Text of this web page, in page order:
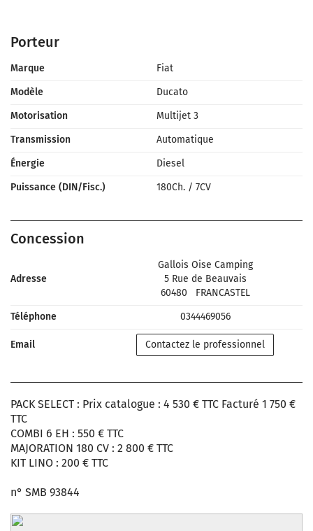
Porteur
Marque
Fiat
Modèle
Ducato
Motorisation
Multijet 3
Transmission
Automatique
Énergie
Diesel
Puissance (DIN/Fisc.)
180Ch. / 7CV
Concession
Adresse
Gallois Oise Camping
5 Rue de Beauvais
60480
FRANCASTEL
Téléphone
0344469056
Email Contactez le professionnel
PACK SELECT : Prix catalogue : 4 530 € TTC Facturé 1 750 €
TTC
COMBI 6 EH : 550 € TTC
MAJORATION 180 CV : 2 800 € TTC
KIT LINO : 200 € TTC
n° SMB 93844